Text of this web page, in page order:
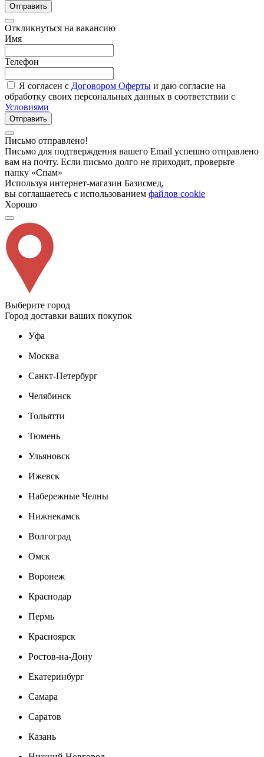
Отправить
Откликнуться на вакансию
Имя
Телефон
Я согласен с Договором Оферты и даю согласие на
обработку своих персональных данных в соответствии с
Условиями
Отправить
Письмо отправлено!
Письмо для подтверждения вашего Email успешно отправлено
вам на почту. Если письмо долго не приходит, проверьте
папку «Спам»
Используя интернет-магазин Базисмед,
вы соглашаетесь с использованием файлов cookie
Хорошо
Выберите город
Город доставки ваших покупок
Уфа
Москва
Санкт-Петербург
Челябинск
Тольятти
Тюмень
Ульяновск
Ижевск
Набережные Челны
Нижнекамск
Волгоград
Омск
Воронеж
Краснодар
Пермь
Красноярск
Ростов-на-Дону
Екатеринбург
Самара
Саратов
Казань